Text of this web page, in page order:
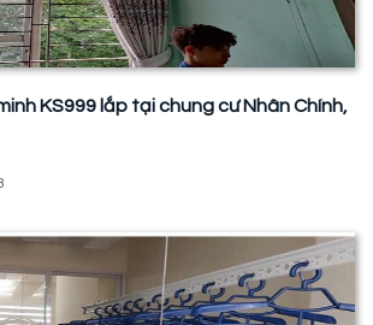
KS999 lắp tại chung cư Nhân Chính,